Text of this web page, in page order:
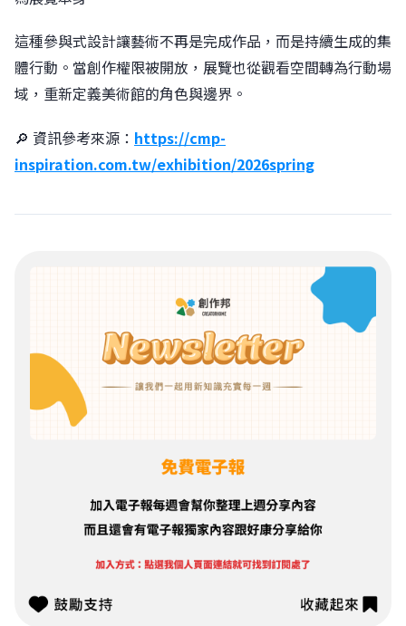
這種參與式設計讓藝術不再是完成作品，而是持續生成的集
體行動。當創作權限被開放，展覽也從觀看空間轉為行動場
域，重新定義美術館的角色與邊界。
🔎 資訊參考來源： https://cmp-
inspiration.com.tw/exhibition/2026spring